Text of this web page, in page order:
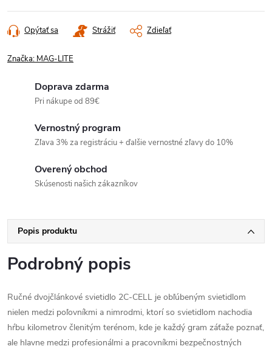
Opýtať sa Strážiť Zdieľať
Značka: MAG-LITE
Doprava zdarma
Pri nákupe od 89€
Vernostný program
Zľava 3% za registráciu + ďalšie vernostné zľavy do 10%
Overený obchod
Skúsenosti našich zákazníkov
Popis produktu
Podrobný popis
Ručné dvojčlánkové svietidlo 2C-CELL je obľúbeným svietidlom
nielen medzi poľovníkmi a nimrodmi, ktorí so svietidlom nachodia
hŕbu kilometrov členitým terénom, kde je každý gram záťaže poznať,
ale hlavne medzi profesionálmi a pracovníkmi bezpečnostných